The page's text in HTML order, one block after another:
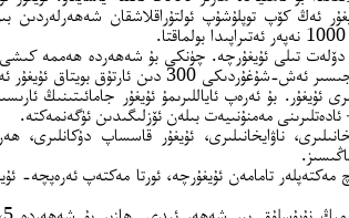
تىلى ئۇيغۇرچە. چۈنكى بۇ شەھەردە ھەممە كىشى
ئۇيغۇرچە تىلنى چۈشۈنەلەيدۇ. جىسىر ئەش-شۇغۇردىكى
ئۇيغۇر. بۇ ئەرەپ ئاياللىرىمۇ ئۇيغۇر جامائىتىنىڭ
ئادەتلىرىنى مەمنۇنىيەت بىلەن ئۆزلىگىدىن ئۈگەنمەكتە.
ناۋايخانىلىرى، ئۇيغۇر قاسساپ
تامامەن ئۇيغۇرچە، ئورتا مەكتەپ ئەرەپچە-